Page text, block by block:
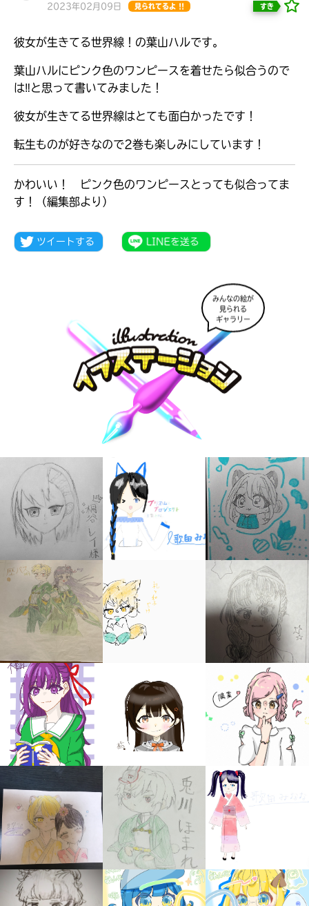
できる掲示板
出会える
キミノラジオ配信中！
いろんな動画が
2023年02月09日 見られてるよ !! すき
彼女が生きてる世界線！の葉山ハルです。
葉山ハルにピンク色のワンピースを着せたら似合うので
は‼︎と思って書いてみました！
彼女が生きてる世界線はとても面白かったです！
転生ものが好きなので2巻も楽しみにしています！
かわいい！ ピンク色のワンピースとっても似合ってま
す！（編集部より）
みんなの絵が
見られる
ギャラリー